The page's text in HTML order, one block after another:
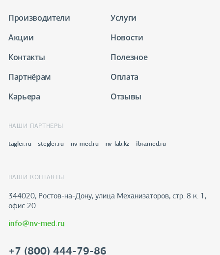
Производители
Услуги
Акции
Новости
Контакты
Полезное
Партнёрам
Оплата
Карьера
Отзывы
НАШИ ПАРТНЕРЫ
tagler.ru stegler.ru nv-med.ru nv-lab.kz ibramed.ru
НАШИ КОНТАКТЫ
344020, Ростов-на-Дону​, улица Механизаторов, стр. 8 к. 1,
офис 20
info@nv-med.ru
+7 (800) 444-79-86